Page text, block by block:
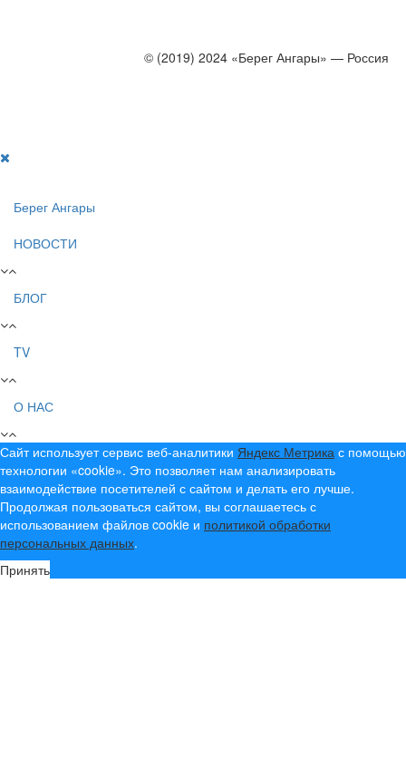
© (2019) 2024 «Берег Ангары» — Россия
Берег Ангары
НОВОСТИ
БЛОГ
TV
О НАС
Сайт использует сервис веб-аналитики Яндекс Метрика с помощью
технологии «cookie». Это позволяет нам анализировать
взаимодействие посетителей с сайтом и делать его лучше.
Продолжая пользоваться сайтом, вы соглашаетесь с
использованием файлов cookie и политикой обработки
персональных данных.
Принять